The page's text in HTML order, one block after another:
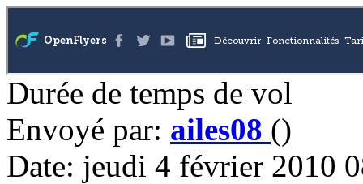
Durée de temps de vol
Envoyé par: ailes08 ()
Date: jeudi 4 février 2010